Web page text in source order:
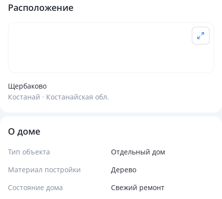
Расположение
Щербаково
Костанай · Костанайская обл.
О доме
Тип объекта
Отдельный дом
Материал постройки
Дерево
Состояние дома
Свежий ремонт